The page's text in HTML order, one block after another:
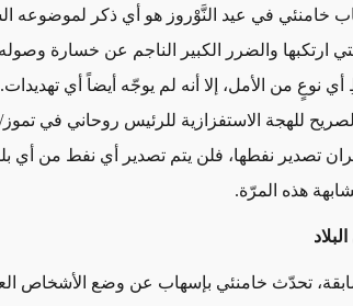
خامنئي في عيد النَّوْروز هو أي ذكر لموضوعه
ارتكبها والضرر الكبير الناجم عن خسارة وصوله
أي نوعٍ من الأمل، إلا أنه لم يوجّه أيضاً أي
تصدير نفطها، فلن يتم تصدير أي نفط من أي
هذه المرّة.